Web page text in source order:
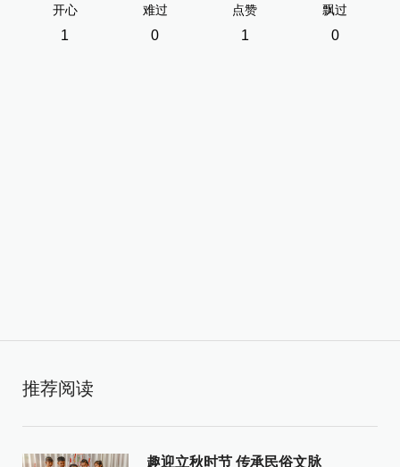
开心
1
难过
0
点赞
1
飘过
0
推荐阅读
趣迎立秋时节 传承民俗文脉